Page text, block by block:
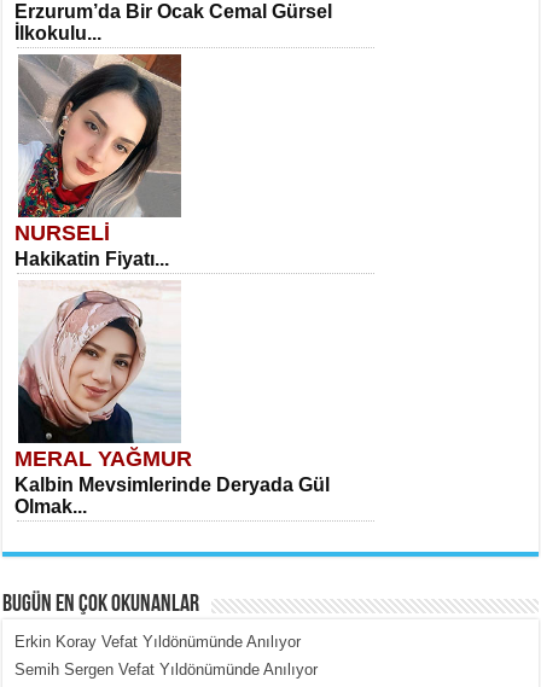
Erzurum’da Bir Ocak Cemal Gürsel
İlkokulu...
NURSELİ
Hakikatin Fiyatı...
MERAL YAĞMUR
Kalbin Mevsimlerinde Deryada Gül
Olmak...
BUGÜN EN ÇOK OKUNANLAR
Erkin Koray Vefat Yıldönümünde Anılıyor
Semih Sergen Vefat Yıldönümünde Anılıyor